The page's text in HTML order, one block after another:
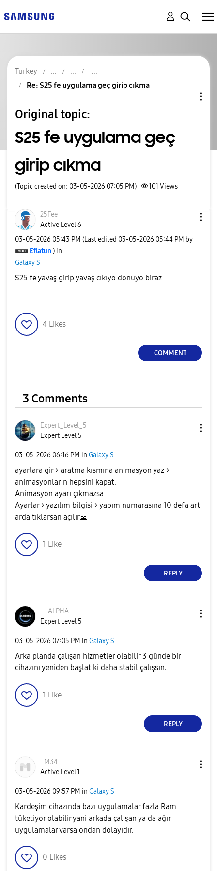
Turkey
Re: S25 fe uygulama geç girip cıkma
Original topic:
S25 fe uygulama geç
girip cıkma
(Topic created on: 03-05-2026 07:05 PM) 101 Views
25Fee
Active Level 6
‎03-05-2026 05:43 PM (Last edited ‎03-05-2026 05:44 PM by
Eflatun ) in
Galaxy S
S25 fe yavaş girip yavaş cıkıyo donuyo biraz
4 Likes
COMMENT
3 Comments
Expert_Level_5
Expert Level 5
‎03-05-2026 06:16 PM in Galaxy S
ayarlara gir > aratma kısmına animasyon yaz >
animasyonların hepsini kapat.
Animasyon ayarı çıkmazsa
Ayarlar > yazılım bilgisi > yapım numarasına 10 defa art
arda tıklarsan açılır🙏
1 Like
REPLY
__ALPHA__
Expert Level 5
‎03-05-2026 07:05 PM in Galaxy S
Arka planda çalışan hizmetler olabilir 3 günde bir
cihazını yeniden başlat ki daha stabil çalışsın.
1 Like
REPLY
_M34
Active Level 1
‎03-05-2026 09:57 PM in Galaxy S
Kardeşim cihazında bazı uygulamalar fazla Ram
tüketiyor olabilir yani arkada çalışan ya da ağır
uygulamalar varsa ondan dolayıdır.
0 Likes